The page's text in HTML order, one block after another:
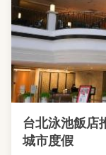
台北泳池飯店
城市度假